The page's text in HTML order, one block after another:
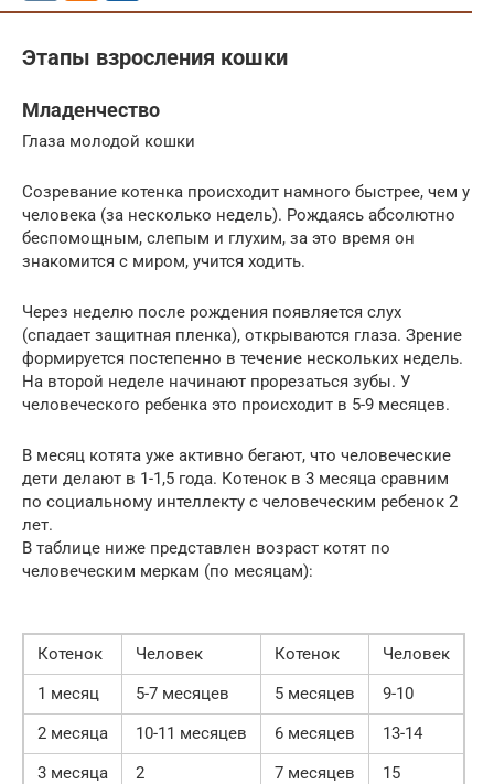
Этапы взросления кошки
Младенчество
Глаза молодой кошки
Созревание котенка происходит намного быстрее, чем у
человека (за несколько недель). Рождаясь абсолютно
беспомощным, слепым и глухим, за это время он
знакомится с миром, учится ходить.
Через неделю после рождения появляется слух
(спадает защитная пленка), открываются глаза. Зрение
формируется постепенно в течение нескольких недель.
На второй неделе начинают прорезаться зубы. У
человеческого ребенка это происходит в 5-9 месяцев.
В месяц котята уже активно бегают, что человеческие
дети делают в 1-1,5 года. Котенок в 3 месяца сравним
по социальному интеллекту с человеческим ребенок 2
лет.
В таблице ниже представлен возраст котят по
человеческим меркам (по месяцам):
Котенок Человек Котенок
Человек
1 месяц
5-7 месяцев 5 месяцев
9-10
2 месяца
10-11 месяцев 6 месяцев
13-14
3 месяца
2 7 месяцев
15